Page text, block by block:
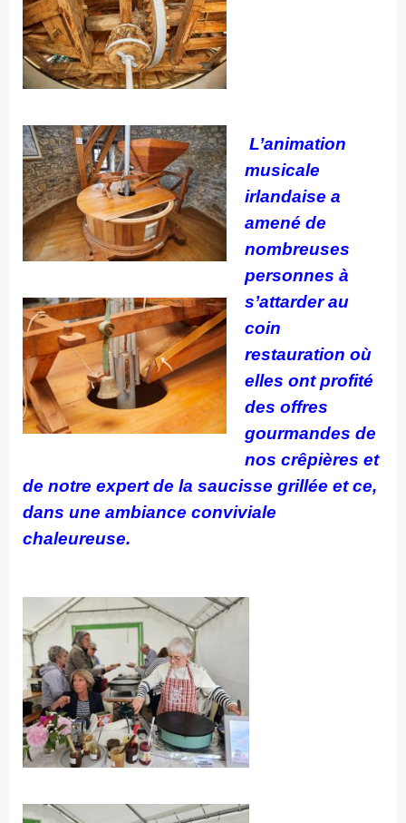
L’animation
musicale
irlandaise a
amené de
nombreuses
personnes à
s’attarder au
coin
restauration où
elles ont profité
des offres
gourmandes de
nos crêpières et
de notre expert de la saucisse grillée et ce,
dans une ambiance conviviale
chaleureuse.